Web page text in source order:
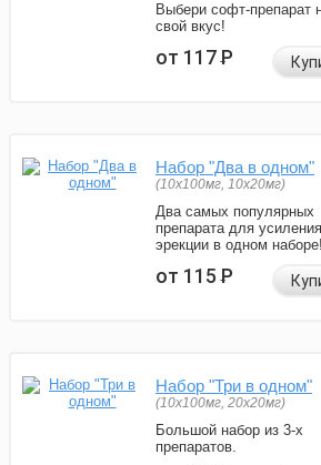
Выбери софт-препарат
свой вкус!
от 117Р
Набор "Два в одном"
(10x100мг, 10x20мг)
Два самых популярных
препарата для усиления
эрекции в одном наборе!
от 115Р
Набор "Три в одном"
(10x100мг, 20x20мг)
Большой набор из 3-х
препаратов.